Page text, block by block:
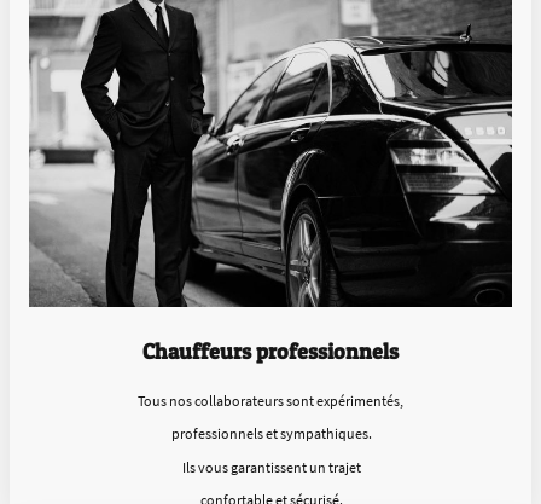
Chauffeurs professionnels
Tous nos collaborateurs sont expérimentés,
professionnels et sympathiques.
Ils vous garantissent un trajet
confortable et sécurisé.